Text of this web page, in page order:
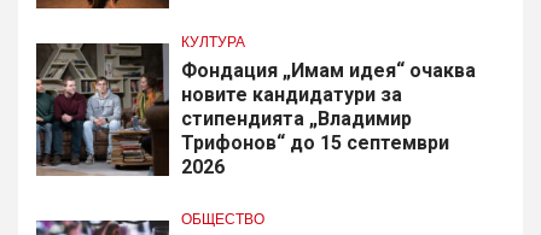
КУЛТУРА
Фондация „Имам идея“ очаква
новите кандидатури за
стипендията „Владимир
Трифонов“ до 15 септември
2026
ОБЩЕСТВО